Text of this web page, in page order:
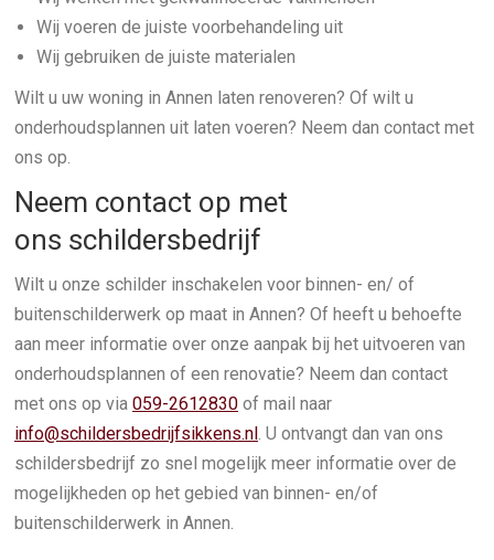
Wij voeren de juiste voorbehandeling uit
Wij gebruiken de juiste materialen
Wilt u uw woning in Annen laten renoveren? Of wilt u
onderhoudsplannen uit laten voeren? Neem dan contact met
ons op.
Neem contact op met
ons schildersbedrijf
Wilt u onze schilder inschakelen voor binnen- en/ of
buitenschilderwerk op maat in Annen? Of heeft u behoefte
aan meer informatie over onze aanpak bij het uitvoeren van
onderhoudsplannen of een renovatie? Neem dan contact
met ons op via 059-2612830 of mail naar
info@schildersbedrijfsikkens.nl. U ontvangt dan van ons
schildersbedrijf zo snel mogelijk meer informatie over de
mogelijkheden op het gebied van binnen- en/of
buitenschilderwerk in Annen.